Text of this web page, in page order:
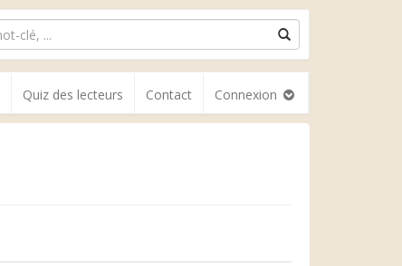
Quiz des lecteurs Contact Connexion